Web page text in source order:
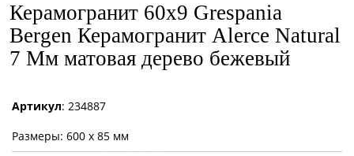
Керамогранит 60x9 Grespania
Bergen Керамогранит Alerce Natural
7 Мм матовая дерево бежевый
Артикул: 234887
Размеры: 600 x 85 мм